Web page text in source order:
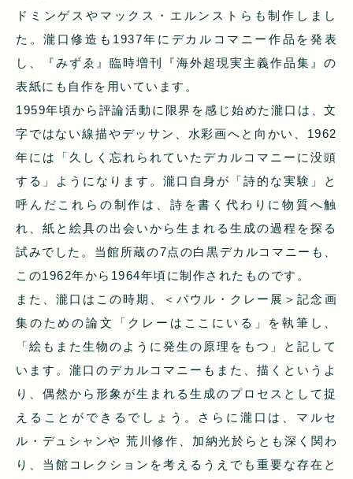
ドミンゲスやマックス・エルンストらも制作しまし
た。瀧口修造も1937年にデカルコマニー作品を発表
し、『みずゑ』臨時増刊『海外超現実主義作品集』の
表紙にも自作を用いています。
1959年頃から評論活動に限界を感じ始めた瀧口は、文
字ではない線描やデッサン、水彩画へと向かい、1962
年には「久しく忘れられていたデカルコマニーに没頭
する」ようになります。瀧口自身が「詩的な実験」と
呼んだこれらの制作は、詩を書く代わりに物質へ触
れ、紙と絵具の出会いから生まれる生成の過程を探る
試みでした。当館所蔵の7点の白黒デカルコマニーも、
この1962年から1964年頃に制作されたものです。
また、瀧口はこの時期、＜パウル・クレー展＞記念画
集のための論文「クレーはここにいる」を執筆し、
「絵もまた生物のように発生の原理をもつ」と記して
います。瀧口のデカルコマニーもまた、描くというよ
り、偶然から形象が生まれる生成のプロセスとして捉
えることができるでしょう。さらに瀧口は、マルセ
ル・デュシャンや 荒川修作、加納光於らとも深く関わ
り、当館コレクションを考えるうえでも重要な存在と